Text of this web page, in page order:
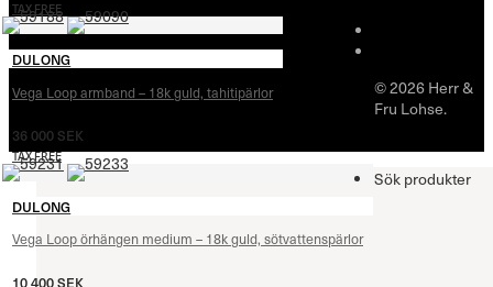
TAX FREE
DULONG
Vega Loop armband – 18k guld, tahitipärlor
36 000 SEK
TAX FREE
DULONG
Vega Loop örhängen medium – 18k guld, sötvattenspärlor
10 400SEK
© 2026 Herr &
Fru Lohse.
Sök produkter